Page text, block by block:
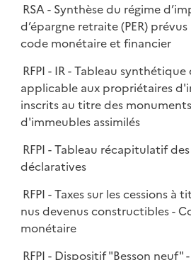
RSA - Synthèse du régime
d’épargne retraite (PER)
code monétaire et financier
RFPI - IR - Tableau
applicable aux propriétaires
inscrits au titre des
d'immeubles assimilés
RFPI - Tableau récapitulatif
déclaratives
RFPI - Taxes sur les cessions
nus devenus constructibles -
monétaire
RFPI - Dispositif "Besson neuf"